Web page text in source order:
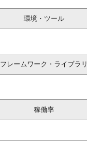
環境・ツール
フレームワーク・ライブラリ
稼働率